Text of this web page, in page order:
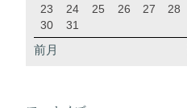
23
24 25 26 27 28
30
31
前月